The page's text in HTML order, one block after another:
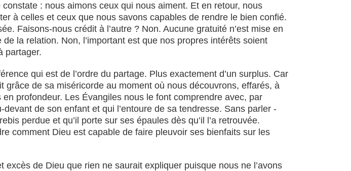
: nous aimons ceux qui nous aiment. Et en retour, nous
à celles et ceux que nous savons capables de rendre le bien confié.
Faisons-nous crédit à l’autre ? Non. Aucune gratuité n’est mise en
la relation. Non, l’important est que nos propres intérêts soient
partager.
qui est de l’ordre du partage. Plus exactement d’un surplus. Car
grâce de sa miséricorde au moment où nous découvrons, effarés, à
profondeur. Les Évangiles nous le font comprendre avec, par
de son enfant et qui l’entoure de sa tendresse. Sans parler -
perdue et qu’il porte sur ses épaules dès qu’il l’a retrouvée.
comment Dieu est capable de faire pleuvoir ses bienfaits sur les
de Dieu que rien ne saurait expliquer puisque nous ne l’avons